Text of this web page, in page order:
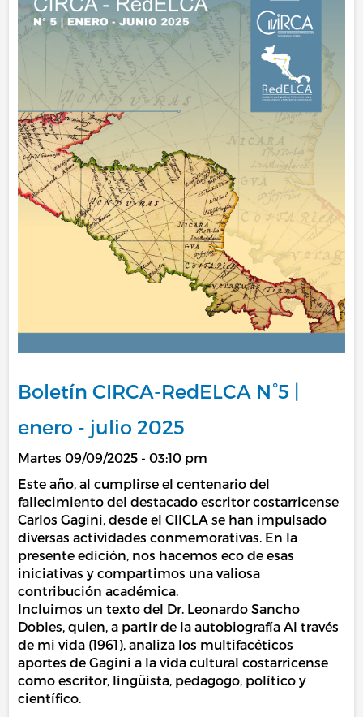
Boletín CIRCA-RedELCA N°5 |
enero - julio 2025
Martes 09/09/2025 - 03:10 pm
Este año, al cumplirse el centenario del
fallecimiento del destacado escritor costarricense
Carlos Gagini, desde el CIICLA se han impulsado
diversas actividades conmemorativas. En la
presente edición, nos hacemos eco de esas
iniciativas y compartimos una valiosa
contribución académica.
Incluimos un texto del Dr. Leonardo Sancho
Dobles, quien, a partir de la autobiografía Al través
de mi vida (1961), analiza los multifacéticos
aportes de Gagini a la vida cultural costarricense
como escritor, lingüista, pedagogo, político y
científico.